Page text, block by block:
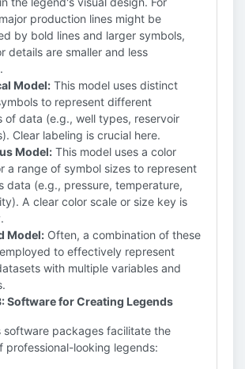
production lines might be
by bold lines and larger symbols,
details are smaller and less
Model: This model uses distinct
to represent different
of data (e.g., well types, reservoir
Clear labeling is crucial here.
Model: This model uses a color
a range of symbol sizes to represent
data (e.g., pressure, temperature,
A clear color scale or size key is
Model: Often, a combination of these
to effectively represent
with multiple variables and
Software for Creating Legends
software packages facilitate the
professional-looking legends: